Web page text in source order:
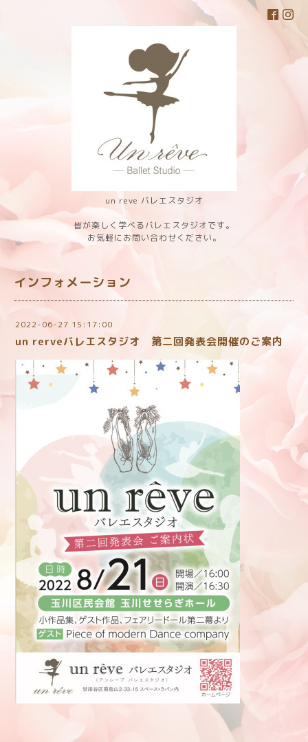
un reve バレエスタジオ
皆が楽しく学べるバレエスタジオです。
お気軽にお問い合わせください。
インフォメーション
2022-06-27 15:17:00
un rerveバレエスタジオ 第二回発表会開催のご案内